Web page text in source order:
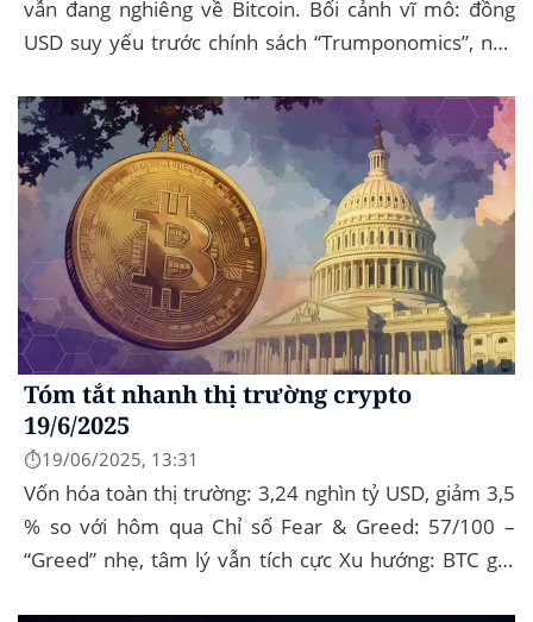
vẫn đang nghiêng về Bitcoin. Bối cảnh vĩ mô: đồng
USD suy yếu trước chính sách “Trumponomics”, nhà
Tóm tắt nhanh thị trường crypto
19/6/2025
⏱️19/06/2025, 13:31
Vốn hóa toàn thị trường: 3,24 nghìn tỷ USD, giảm 3,5
% so với hôm qua Chỉ số Fear & Greed: 57/100 –
“Greed” nhẹ, tâm lý vẫn tích cực Xu hướng: BTC giữ